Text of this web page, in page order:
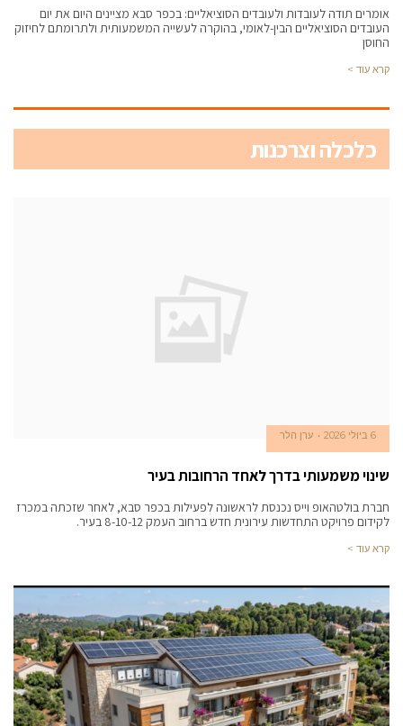
אומרים תודה לעובדות ולעובדים הסוציאליים: בכפר סבא מציינים היום את יום
העובדים הסוציאליים הבין-לאומי, בהוקרה לעשייה המשמעותית ולתרומתם לחיזוק
החוסן
קרא עוד >
כלכלה וצרכנות
6 ביולי 2026 ערן הלר
שינוי משמעותי בדרך לאחד הרחובות בעיר
חברת בולטהאופ וייס נכנסת לראשונה לפעילות בכפר סבא, לאחר שזכתה במכרז
לקידום פרויקט התחדשות עירונית חדש ברחוב העמק 8-10-12 בעיר.
קרא עוד >